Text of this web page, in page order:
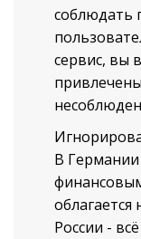
соблюдать
сервис, вы
В
России -